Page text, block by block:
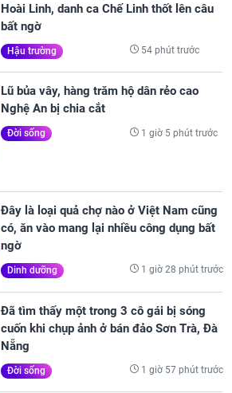
Hoài Linh, danh ca Chế Linh thốt lên câu
bất ngờ
Hậu trường 54 phút trước
Lũ bủa vây, hàng trăm hộ dân rẻo cao
Nghệ An bị chia cắt
Đời sống 1 giờ 5 phút trước
Đây là loại quả chợ nào ở Việt Nam cũng
có, ăn vào mang lại nhiều công dụng bất
ngờ
Dinh dưỡng 1 giờ 28 phút trước
Đã tìm thấy một trong 3 cô gái bị sóng
cuốn khi chụp ảnh ở bán đảo Sơn Trà, Đà
Nẵng
Đời sống 1 giờ 57 phút trước